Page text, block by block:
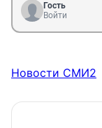
Гость
Войти
Новости СМИ2